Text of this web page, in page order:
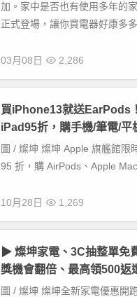
加。家中是否也有使用多年的
正式登場，讓你買電器好康多
03月08日 2,286
買iPhone13就送EarPods
iPad95折，購手機/筆電/平
圖 / 燦坤 燦坤 Apple 旗艦館限
95 折，購 AirPods、Apple
10月28日 1,269
▶ 燦坤家電、3C抽整單免
獎機會翻倍、最高領500返
圖 / 燦坤 燦坤全新家電優惠開